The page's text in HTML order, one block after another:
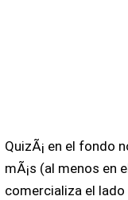
QuizÃ¡ en el fondo
mÃ¡s (al menos en
comercializa el